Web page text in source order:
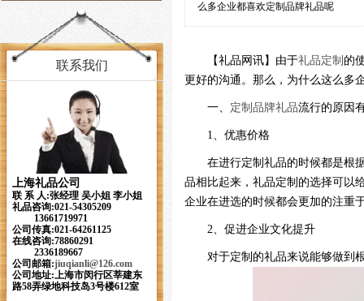
联系我们
上海礼品公司
联 系 人:张经理 吴小姐 李小姐
礼品咨询:021-54305209
13661719971
公司传真:021-64261125
在线咨询:78860291
2336189667
公司邮箱:jiuqianli@126.com
公司地址:上海市闵行区莘建东
路58弄绿地科技岛3号楼612室
么多企业都喜欢定制品牌礼品呢
【礼品网讯】由于礼品定制 的
更好的沟通。那么，为什么这么多
一、 定制品牌礼品流行的原因
1、优惠价格
在进行定制礼品的时候都是根
品相比起来，礼品定制的选择可以
企业在进选的时候都会更加的注重
2、促进企业文化提升
对于定制的礼品来说能够做到